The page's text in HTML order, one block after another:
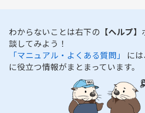
わからないことは右下の 【ヘルプ】
談してみよう！
「マニュアル・よくある質問」 に
に役立つ情報がまとまっています。